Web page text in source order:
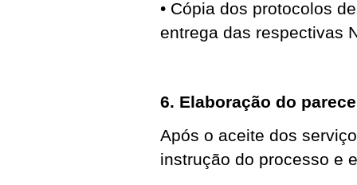
• Cópia dos protocolos
entrega das respectivas
6. Elaboração do
Após o aceite dos
instrução do processo e